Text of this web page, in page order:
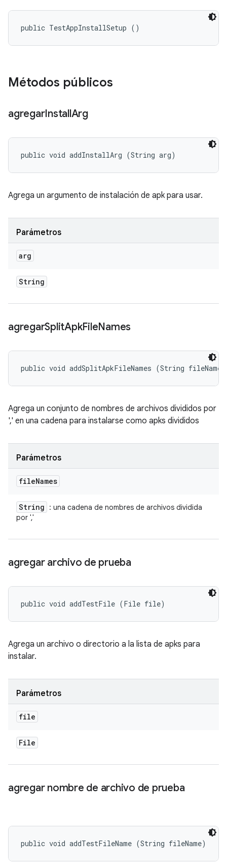
public TestAppInstallSetup ()
Métodos públicos
agregarInstallArg
public void addInstallArg (String arg)
Agrega un argumento de instalación de apk para usar.
Parámetros
arg
String
agregarSplitApkFileNames
public void addSplitApkFileNames (String
Agrega un conjunto de nombres de archivos divididos por
',' en una cadena para instalarse como apks divididos
Parámetros
fileNames
String
: una cadena de nombres de archivos dividida
por ','
agregar archivo de prueba
public void addTestFile (File file)
Agrega un archivo o directorio a la lista de apks para
instalar.
Parámetros
file
File
agregar nombre de archivo de prueba
public void addTestFileName (String fileName)